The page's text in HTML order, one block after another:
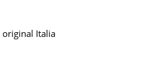
original Italia